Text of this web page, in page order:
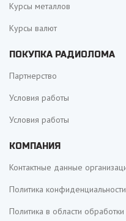
Курсы металлов
Курсы валют
ПОКУПКА РАДИОЛОМА
Партнерство
Условия работы
Условия работы
КОМПАНИЯ
Контактные данные
Политика конфиденциальности
Политика в области